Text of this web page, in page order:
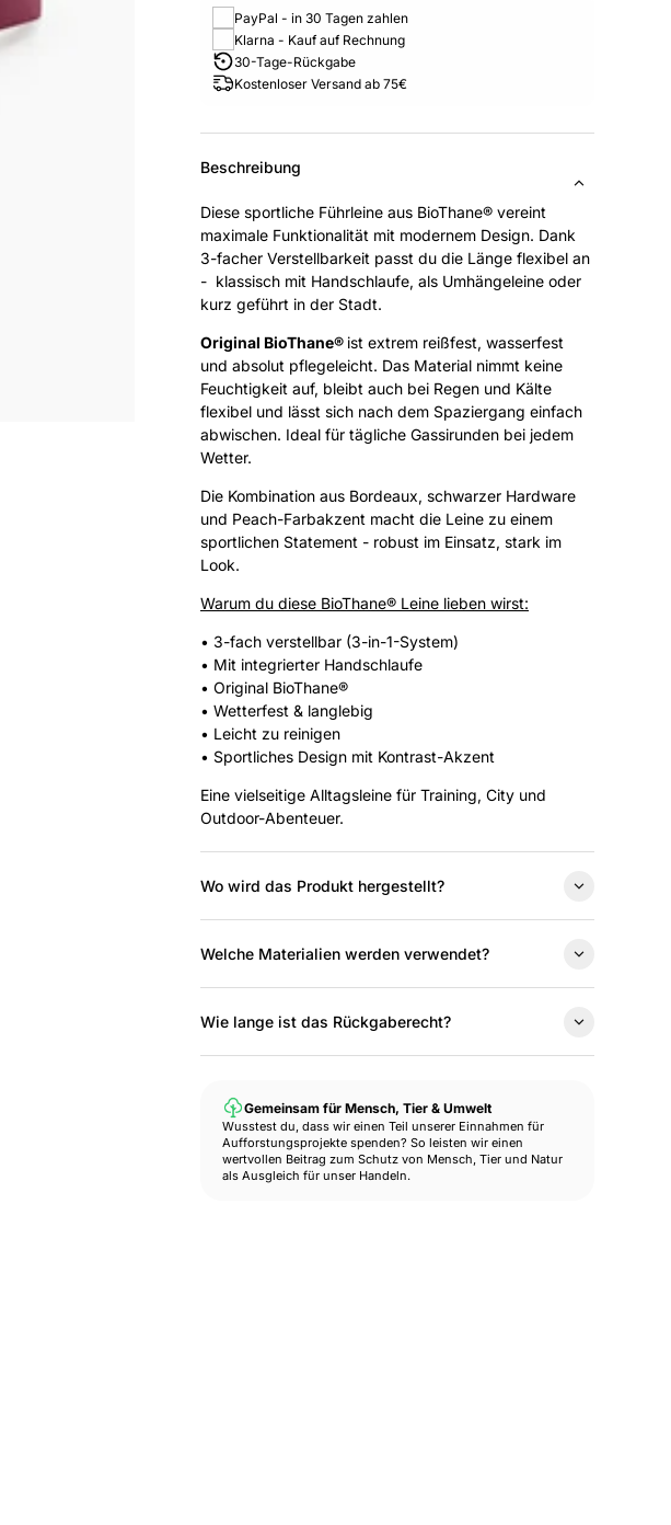
PayPal - in 30 Tagen zahlen
Klarna - Kauf auf Rechnung
30-Tage-Rückgabe
Kostenloser Versand ab 75€
Beschreibung
Diese sportliche Führleine aus BioThane® vereint
maximale Funktionalität mit modernem Design. Dank
3-facher Verstellbarkeit passt du die Länge flexibel an
- klassisch mit Handschlaufe, als Umhängeleine oder
kurz geführt in der Stadt.
Original BioThane® ist extrem reißfest, wasserfest
und absolut pflegeleicht. Das Material nimmt keine
Feuchtigkeit auf, bleibt auch bei Regen und Kälte
flexibel und lässt sich nach dem Spaziergang einfach
abwischen. Ideal für tägliche Gassirunden bei jedem
Wetter.
Die Kombination aus Bordeaux, schwarzer Hardware
und Peach-Farbakzent macht die Leine zu einem
sportlichen Statement - robust im Einsatz, stark im
Look.
Warum du diese BioThane® Leine lieben wirst:
• 3-fach verstellbar (3-in-1-System)
• Mit integrierter Handschlaufe
• Original BioThane®
• Wetterfest & langlebig
• Leicht zu reinigen
• Sportliches Design mit Kontrast-Akzent
Eine vielseitige Alltagsleine für Training, City und
Outdoor-Abenteuer.
Wo wird das Produkt hergestellt?
Welche Materialien werden verwendet?
Wie lange ist das Rückgaberecht?
Gemeinsam für Mensch, Tier & Umwelt
Wusstest du, dass wir einen Teil unserer Einnahmen für
Aufforstungsprojekte spenden? So leisten wir einen
wertvollen Beitrag zum Schutz von Mensch, Tier und Natur
als Ausgleich für unser Handeln.